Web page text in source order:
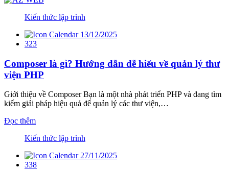
Kiến thức lập trình
13/12/2025
323
Composer là gì? Hướng dẫn dễ hiểu về quản lý thư
viện PHP
Giới thiệu về Composer Bạn là một nhà phát triển PHP và đang tìm
kiếm giải pháp hiệu quả để quản lý các thư viện,…
Đọc thêm
Kiến thức lập trình
27/11/2025
338